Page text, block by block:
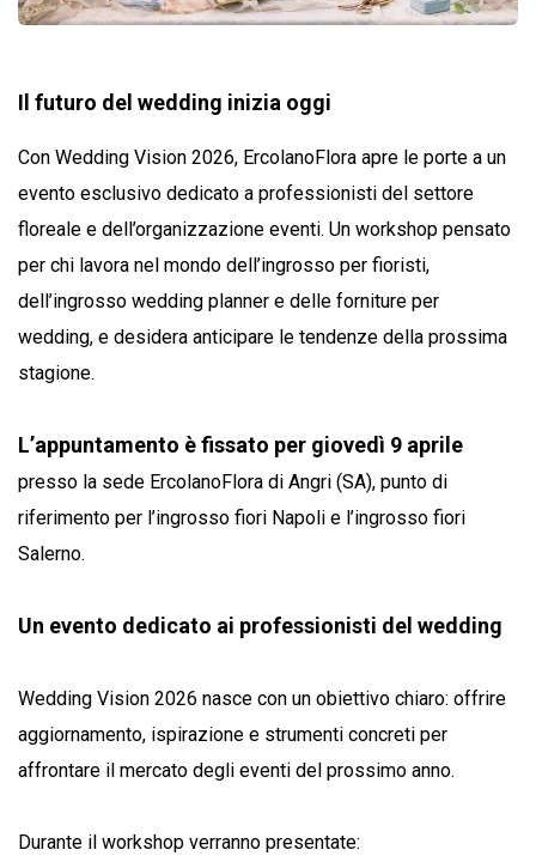
Il futuro del wedding inizia oggi
Con Wedding Vision 2026, ErcolanoFlora apre le porte a un
evento esclusivo dedicato a professionisti del settore
floreale e dell’organizzazione eventi. Un workshop pensato
per chi lavora nel mondo dell’ingrosso per fioristi,
dell’ingrosso wedding planner e delle forniture per
wedding, e desidera anticipare le tendenze della prossima
stagione.
L’appuntamento è fissato per giovedì 9 aprile
presso la sede ErcolanoFlora di Angri (SA), punto di
riferimento per l’ingrosso fiori Napoli e l’ingrosso fiori
Salerno.
Un evento dedicato ai professionisti del wedding
Wedding Vision 2026 nasce con un obiettivo chiaro: offrire
aggiornamento, ispirazione e strumenti concreti per
affrontare il mercato degli eventi del prossimo anno.
Durante il workshop verranno presentate: